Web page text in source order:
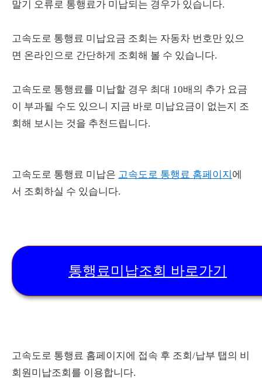
말기 오류로 통행료가 미납되는 경우가 있습니다.
고속도로 통행료 미납요금 조회는 자동차 번호만 있으
면 온라인으로 간단하게 조회해 볼 수 있습니다.
고속도로 통행료를 미납할 경우 최대 10배의 추가 요금
이 부과될 수도 있으니 지금 바로 미납요금이 없는지 조
회해 보시는 것을 추천드립니다.
고속도로 통행료 미납은 고속도로 통행료 홈페이지 에
서 조회하실 수 있습니다.
통행료미납조회 바로가기
고속도로 통행료 홈페이지에 접속 후 조회/납부 탭의 비
회원미납조회를 이용합니다.